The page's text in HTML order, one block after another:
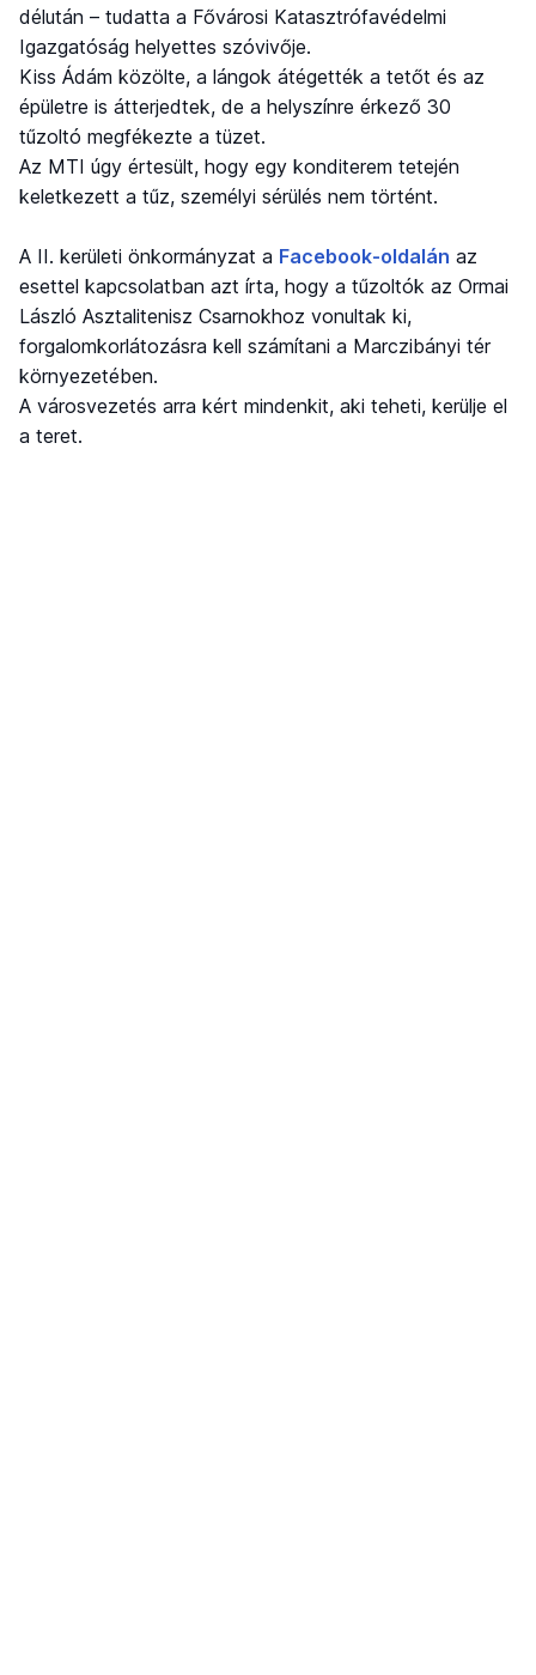
délután – tudatta a Fővárosi Katasztrófavédelmi
Igazgatóság helyettes szóvivője.
Kiss Ádám közölte, a lángok átégették a tetőt és az
épületre is átterjedtek, de a helyszínre érkező 30
tűzoltó megfékezte a tüzet.
Az MTI úgy értesült, hogy egy konditerem tetején
keletkezett a tűz, személyi sérülés nem történt.
A II. kerületi önkormányzat a Facebook-oldalán az
esettel kapcsolatban azt írta, hogy a tűzoltók az Ormai
László Asztalitenisz Csarnokhoz vonultak ki,
forgalomkorlátozásra kell számítani a Marczibányi tér
környezetében.
A városvezetés arra kért mindenkit, aki teheti, kerülje el
a teret.